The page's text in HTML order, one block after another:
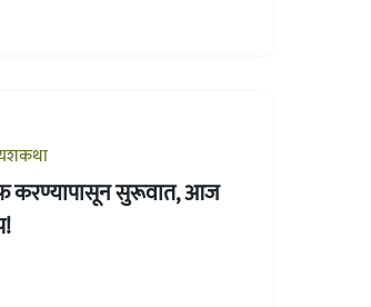
करण्यापासून सुरूवात, आज